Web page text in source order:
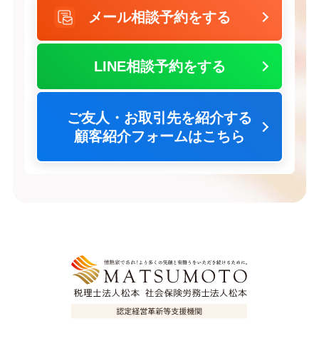
メール相談予約をする
LINE相談予約をする
ご友人・お取引先を紹介する
顧客紹介フォームはこちら